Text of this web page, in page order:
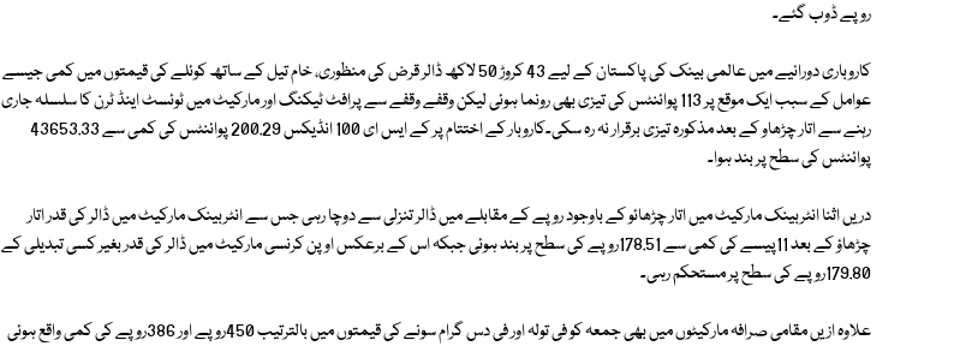
روپے ڈوب گئے۔
کاروباری دورانیے میں عالمی بینک کی پاکستان کے لیے 43 کروڑ 50 لاکھ ڈالر قرض کی منظوری، خام تیل کے ساتھ کوئلے کی قیمتوں میں کمی جیسے
عوامل کے سبب ایک موقع پر 113 پوائنٹس کی تیزی بھی رونما ہوئی لیکن وقفے وقفے سے پرافٹ ٹیکنگ اور مارکیٹ میں ٹوئسٹ اینڈ ٹرن کا سلسلہ جاری
رہنے سے اتار چڑھاو کے بعد مذکورہ تیزی برقرار نہ رہ سکی۔کاروبار کے اختتام پر کے ایس ای 100 انڈیکس 200.29 پوائنٹس کی کمی سے 43653.33
پوائنٹس کی سطح پر بند ہوا۔
دریں اثنا انٹربینک مارکیٹ میں اتار چڑھائو کے باوجود روپے کے مقابلے میں ڈالر تنزلی سے دوچا رہی جس سے انٹربینک مارکیٹ میں ڈالر کی قدر اتار
چڑھاؤ کے بعد 11پیسے کی کمی سے 178.51روپے کی سطح پر بند ہوئی جبکہ اس کے برعکس اوپن کرنسی مارکیٹ میں ڈالر کی قدر بغیر کسی تبدیلی کے
179.80روپے کی سطح پر مستحکم رہی۔
علاوہ ازیں مقامی صرافہ مارکیٹوں میں بھی جمعہ کو فی تولہ اور فی دس گرام سونے کی قیمتوں میں بالترتیب 450روپے اور 386روپے کی کمی واقع ہوئی